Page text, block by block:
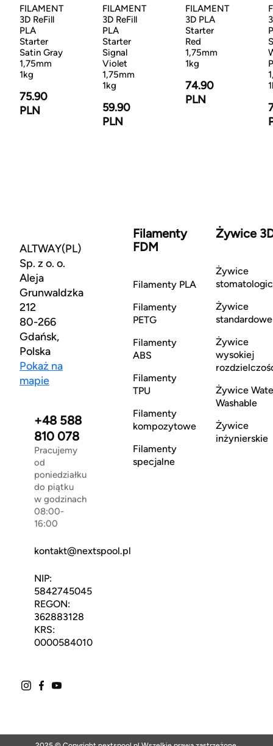
FILAMENT
3D ReFill
PLA
Starter
Satin Gray
1,75mm
1kg
75.90
PLN
FILAMENT
3D ReFill
PLA
Starter
Signal
Violet
1,75mm
1kg
59.90
PLN
FILAMENT
3D PLA
Starter
Red
1,75mm
1kg
74.90
PLN
ALTWAY(PL)
Sp. z o. o.
Aleja
Grunwaldzka
212
80-266
Gdańsk,
Polska
Pokaż na
mapie
+48 588
810 078
Pracujemy
od
poniedziałku
do piątku
w godzinach
08:00-
16:00
kontakt@nextspool.pl
NIP:
5842745045
REGON:
362883128
KRS:
0000584010
Filamenty
FDM
Filamenty PLA
Filamenty
PETG
Filamenty
ABS
Filamenty
TPU
Filamenty
kompozytowe
Filamenty
specjalne
Żywice
Żywice
Żywice
standardowe
Żywice
wysokiej
Żywice
Washable
Żywice
inżynierskie